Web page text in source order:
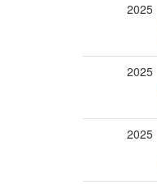
2025
2025
2025